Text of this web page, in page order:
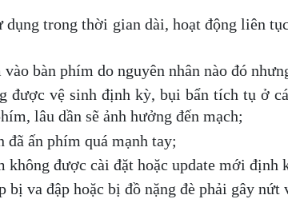
dụng trong thời gian dài, hoạt động liên
vào bàn phím do nguyên nhân nào đó
được vệ sinh định kỳ, bụi bẩn tích tụ ở
lâu dần sẽ ảnh hưởng đến mạch;
đã ấn phím quá mạnh tay;
không được cài đặt hoặc update mới định
bị va đập hoặc bị đồ nặng đè phải gây nứt